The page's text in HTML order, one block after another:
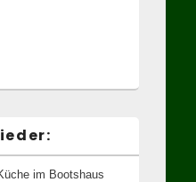
im Bootshaus